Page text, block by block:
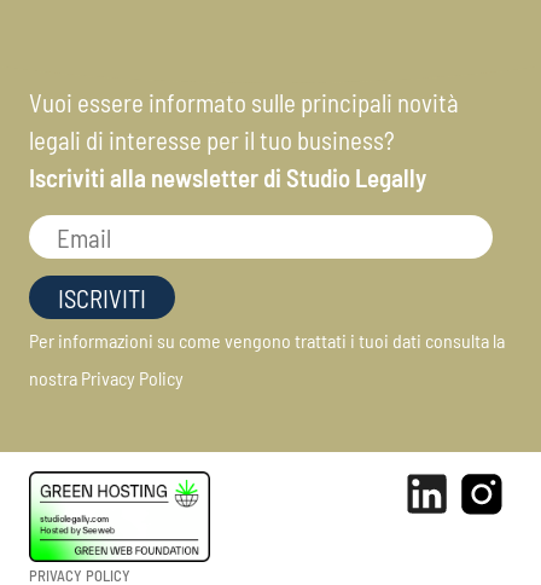
Vuoi essere informato sulle principali novità
legali di interesse per il tuo business?
Iscriviti alla newsletter di Studio Legally
Per informazioni su come vengono trattati i tuoi dati consulta la
nostra Privacy Policy
PRIVACY POLICY